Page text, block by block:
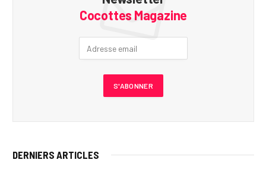
Cocottes Magazine
DERNIERS ARTICLES